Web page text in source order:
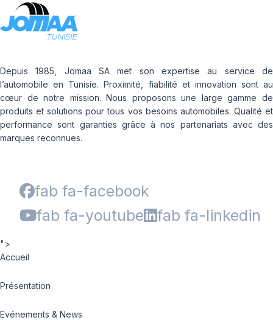
Depuis 1985, Jomaa SA met son expertise au service de
l’automobile en Tunisie. Proximité, fiabilité et innovation sont au
cœur de notre mission. Nous proposons une large gamme de
produits et solutions pour tous vos besoins automobiles. Qualité et
performance sont garanties grâce à nos partenariats avec des
marques reconnues.
fab fa-facebook
fab fa-youtube
fab fa-linkedin
">
Accueil
Présentation
Evénements & News